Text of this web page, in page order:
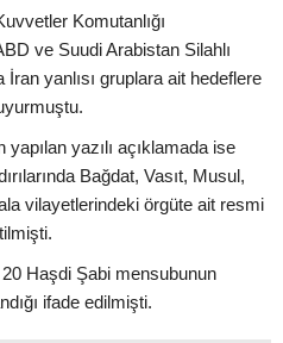
Komutanlığı
ve Suudi Arabistan Silahlı
yanlısı gruplara ait hedeflere
yazılı açıklamada ise
Bağdat, Vasıt, Musul,
vilayetlerindeki örgüte ait resmi
20 Haşdi Şabi mensubunun
ifade edilmişti.